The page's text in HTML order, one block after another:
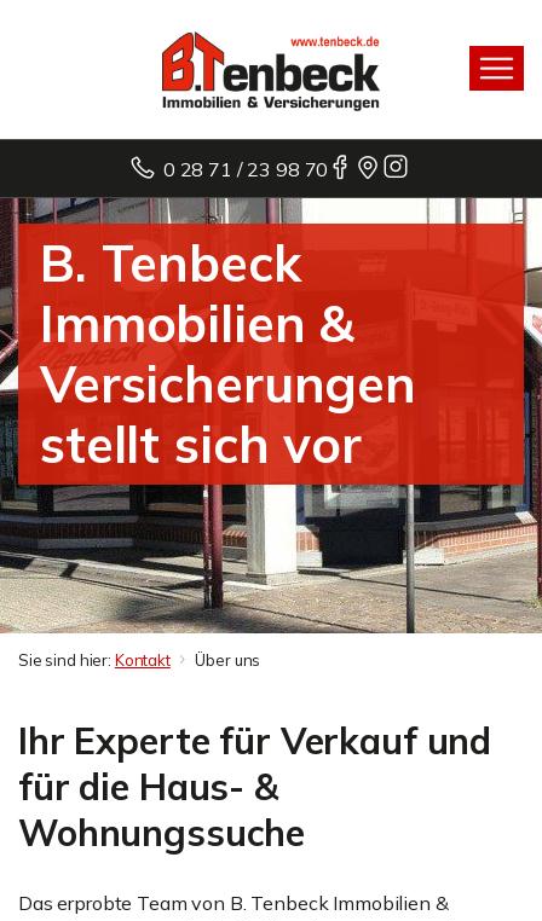
0 28 71 / 23 98 70
B. Tenbeck
Immobilien &
Versicherungen
stellt sich vor
Sie sind hier: Kontakt Über uns
Ihr Experte für Verkauf und
für die Haus- &
Wohnungssuche
Das erprobte Team von B. Tenbeck Immobilien &